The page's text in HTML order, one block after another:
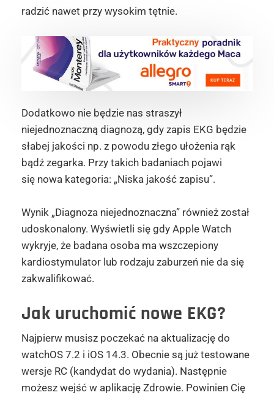
radzić nawet przy wysokim tętnie.
Dodatkowo nie będzie nas straszył
niejednoznaczną diagnozą, gdy zapis EKG będzie
słabej jakości np. z powodu złego ułożenia rąk
bądź zegarka. Przy takich badaniach pojawi
się nowa kategoria: „Niska jakość zapisu”.
Wynik „Diagnoza niejednoznaczna” również został
udoskonalony. Wyświetli się gdy Apple Watch
wykryje, że badana osoba ma wszczepiony
kardiostymulator lub rodzaju zaburzeń nie da się
zakwalifikować.
Jak uruchomić nowe EKG?
Najpierw musisz poczekać na aktualizację do
watchOS 7.2 i iOS 14.3. Obecnie są już testowane
wersje RC (kandydat do wydania). Następnie
możesz wejść w aplikację Zdrowie. Powinien Cię